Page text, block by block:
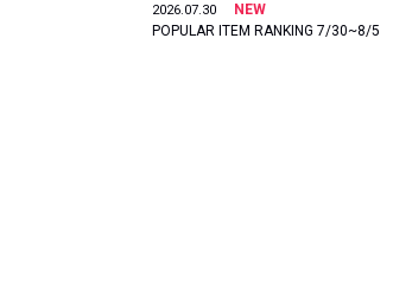
2026.07.30
NEW
POPULAR ITEM RANKING 7/30~8/5